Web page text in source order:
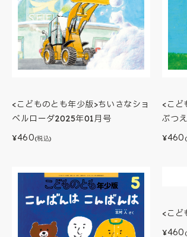
<こどものとも年少版>ちいさなショ
ベルローダ2025年01月号
¥460(税込)
<こど
ぶつ
¥460